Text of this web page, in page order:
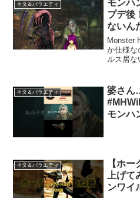
ネタ＆バラエティ
モンハ
プデ後
ないん
Monster
か仕様な
ルス居な
ネタ＆バラエティ
婆さん
#MHWilds #モンハン
モンハ
ネタ＆バラエティ
【ホ
上げ
ンワイ